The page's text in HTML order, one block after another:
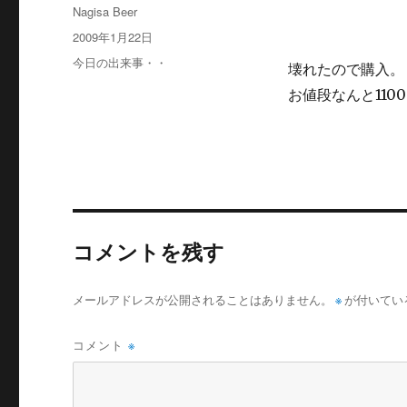
壊れたので購入。
お値段なんと1100
投
稿
Nagisa Beer
投
稿
日:
2009年1月22日
カ
今日の出来事・・
コメントを残す
メールアドレスが公開されることはありません。 ※ が付いて
コメント※